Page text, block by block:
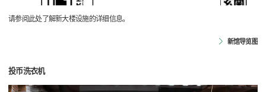
请参阅此处了解新大楼设施的详细信息。
新馆导览图
投币洗衣机